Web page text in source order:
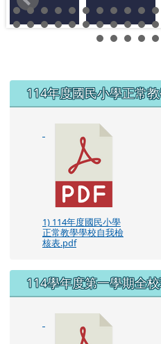
左邊區域內容
114年度國民小學正常
1) 114年度國民小學
正常教學學校自我檢
核表.pdf
114學年度第一學期全